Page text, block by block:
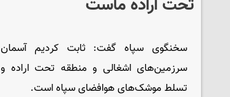
تحت اراده ماست
سخنگوی سپاه گفت: ثابت کردیم آسمان
سرزمین‌های اشغالی و منطقه تحت اراده و
تسلط موشک‌های هوافضای سپاه است.